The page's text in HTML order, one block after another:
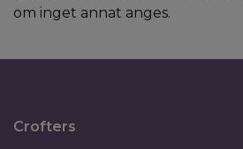
om inget annat anges.
Crofters